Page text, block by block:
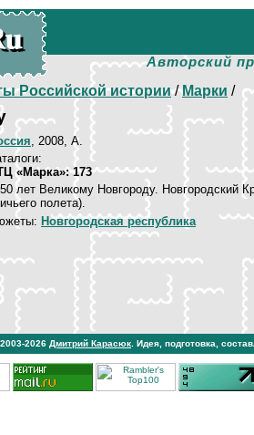
Авторский
Российской истории/Марки /
, 2008, А.
«Марка»: 173
лет Великому Новгороду. Новгородский
полета).
Новгородская республика
2026 Дмитрий Карасюк . Идея, подготовка,